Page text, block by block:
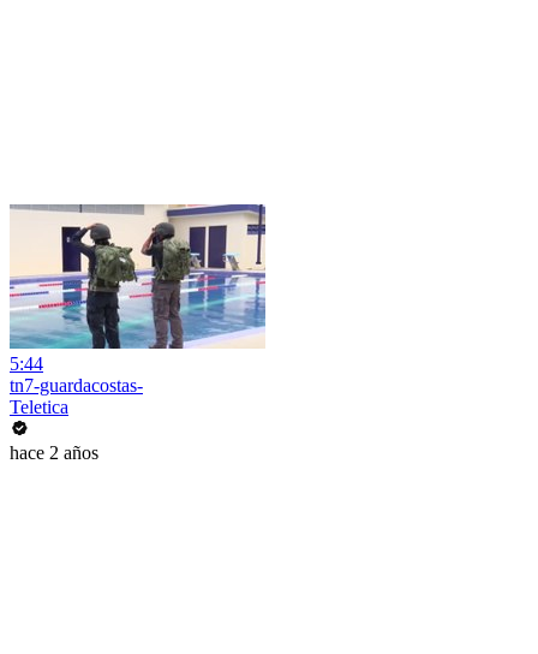
5:44
tn7-guardacostas-
Teletica
hace 2 años